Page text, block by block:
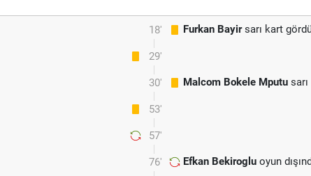
18' Furkan Bayirsarı kart
29'
30' Malcom Bokele Mputu
53'
57'
76' Efkan Bekiroglu oyun